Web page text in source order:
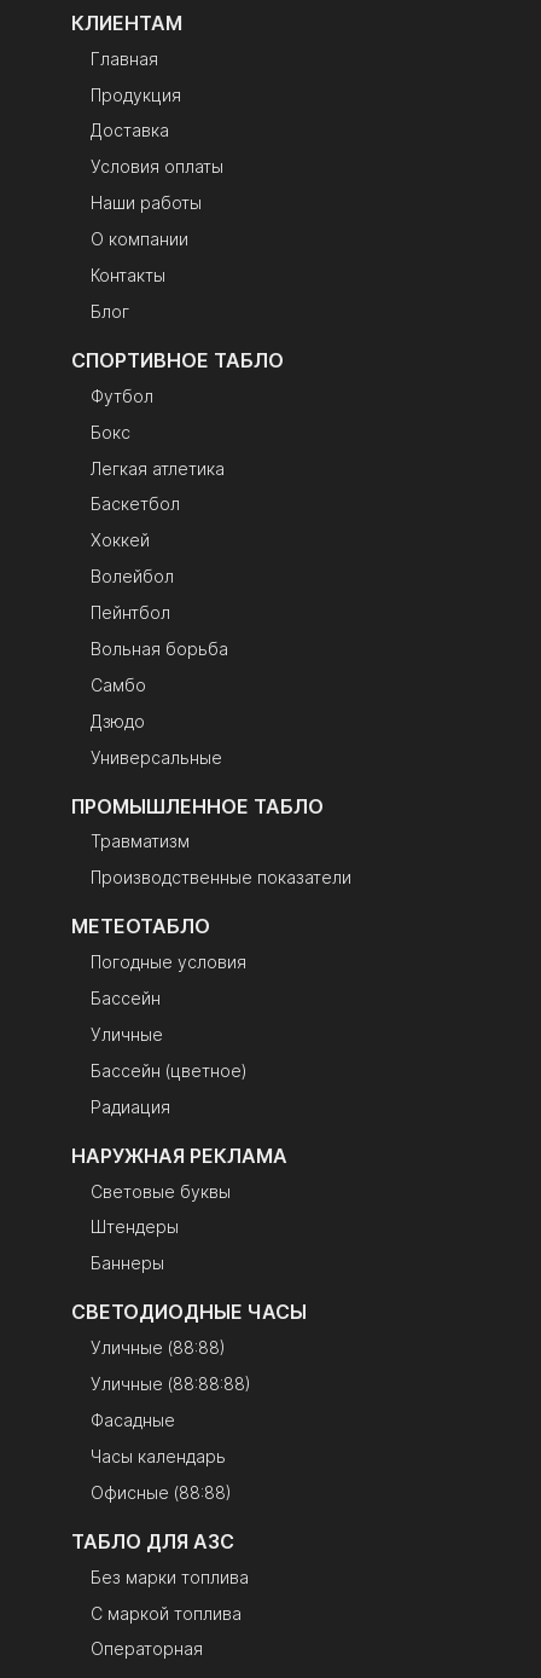
КЛИЕНТАМ
Главная
Продукция
Доставка
Условия оплаты
Наши работы
О компании
Контакты
Блог
СПОРТИВНОЕ ТАБЛО
Футбол
Бокс
Легкая атлетика
Баскетбол
Хоккей
Волейбол
Пейнтбол
Вольная борьба
Самбо
Дзюдо
Универсальные
ПРОМЫШЛЕННОЕ ТАБЛО
Травматизм
Производственные показатели
МЕТЕОТАБЛО
Погодные условия
Бассейн
Уличные
Бассейн (цветное)
Радиация
НАРУЖНАЯ РЕКЛАМА
Световые буквы
Штендеры
Баннеры
СВЕТОДИОДНЫЕ ЧАСЫ
Уличные (88:88)
Уличные (88:88:88)
Фасадные
Часы календарь
Офисные (88:88)
ТАБЛО ДЛЯ АЗС
Без марки топлива
С маркой топлива
Операторная